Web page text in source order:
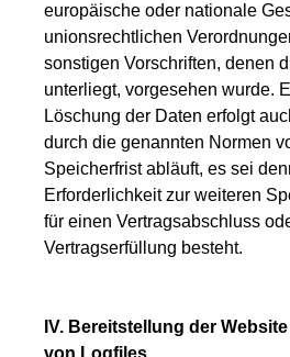
europäische oder nationale
unionsrechtlichen
sonstigen Vorschriften, denen
unterliegt, vorgesehen wurde.
Löschung der Daten erfolgt
durch die genannten Normen
Speicherfrist abläuft, es sei
Erforderlichkeit zur weiteren
für einen Vertragsabschluss
Vertragserfüllung besteht.
IV. Bereitstellung der
von Logfiles